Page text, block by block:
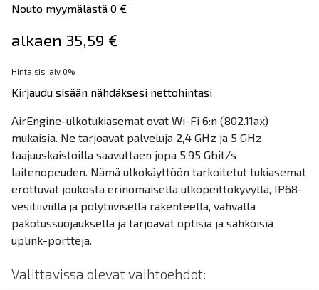
Nouto myymälästä 0 €
alkaen 35,59 €
Hinta sis. alv 0%
Kirjaudu sisään nähdäksesi nettohintasi
AirEngine-ulkotukiasemat ovat Wi-Fi 6:n (802.11ax)
mukaisia. Ne tarjoavat palveluja 2,4 GHz ja 5 GHz
taajuuskaistoilla saavuttaen jopa 5,95 Gbit/s
laitenopeuden. Nämä ulkokäyttöön tarkoitetut tukiasemat
erottuvat joukosta erinomaisella ulkopeittokyvyllä, IP68-
vesitiiviillä ja pölytiivisellä rakenteella, vahvalla
pakotussuojauksella ja tarjoavat optisia ja sähköisiä
uplink-portteja.
Valittavissa olevat vaihtoehdot: